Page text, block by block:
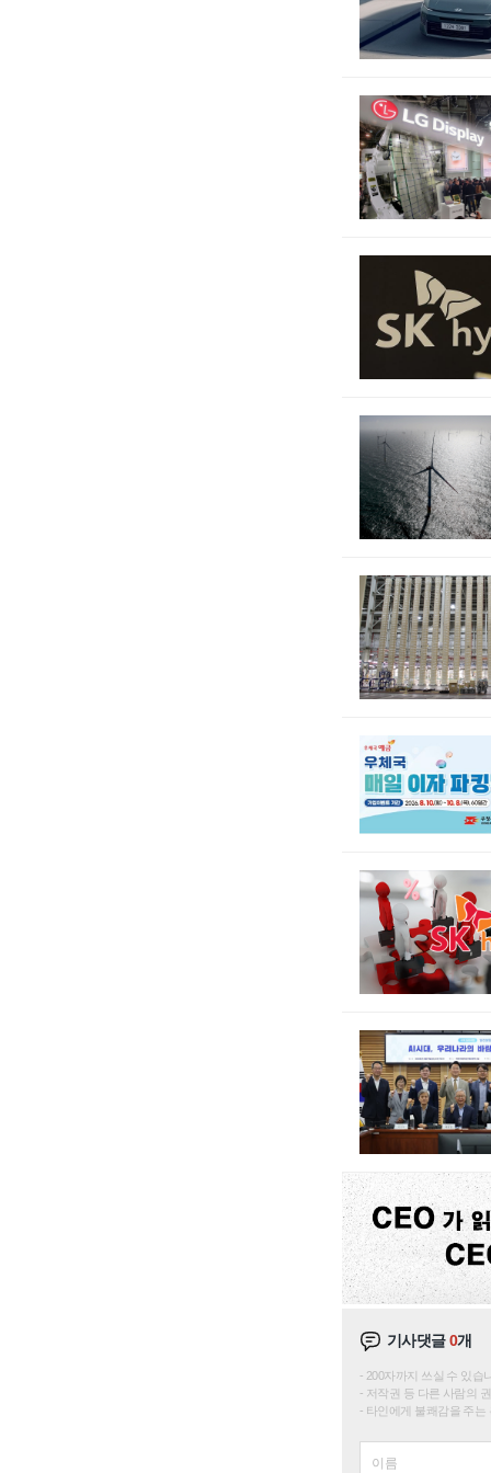
기사댓글0개
200자까지 쓰실 수 있습
저작권 등 다른 사람의
타인에게 불쾌감을 주는